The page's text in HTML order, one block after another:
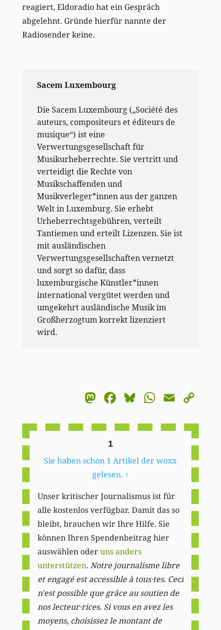
reagiert, Eldoradio hat ein Gespräch
abgelehnt. Gründe hierfür nannte der
Radiosender keine.
Sacem Luxembourg
Die Sacem Luxembourg („Société des
auteurs, compositeurs et éditeurs de
musique“) ist eine
Verwertungsgesellschaft für
Musikurheberrechte. Sie vertritt und
verteidigt die Rechte von
Musikschaffenden und
Musikverleger*innen aus der ganzen
Welt in Luxemburg. Sie erhebt
Urheberrechtsgebühren, verteilt
Tantiemen und erteilt Lizenzen. Sie ist
mit ausländischen
Verwertungsgesellschaften vernetzt
und sorgt so dafür, dass
luxemburgische Künstler*innen
international vergütet werden und
umgekehrt ausländische Musik im
Großherzogtum korrekt lizenziert
wird.
Mastodon
Facebook
BlueskyEmail
1
Sie haben schon 1 Artikel der woxx
gelesen. ↑
Unser kritischer Journalismus ist für
alle kostenlos verfügbar. Damit das so
bleibt, brauchen wir Ihre Hilfe. Sie
können Ihren Spendenbeitrag hier
auswählen oderuns anders
unterstützen. Notre journalisme libre
et engagé est accessible à tous·tes. Ceci
n'est possible que grâce au soutien de
nos lecteur·rices. Si vous en avez les
moyens, choisissez le montant de